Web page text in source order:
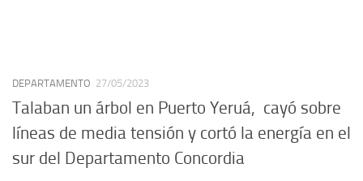
DEPARTAMENTO 27/05/2023
Talaban un árbol en Puerto Yeruá, cayó sobre
líneas de media tensión y cortó la energía en el
sur del Departamento Concordia